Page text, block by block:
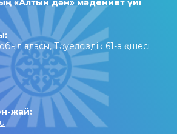
«Алтын дән» мәдениет үйі
қаласы, Тәуелсіздік 61-а қөшесі
жай: